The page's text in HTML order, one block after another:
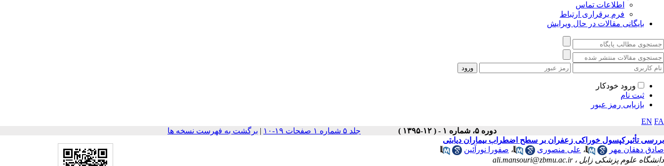
اطلاعات تماس
فرم برقراری ارتباط
بایگانی مقالات در حال ویرایش
ورود خودکار
ثبت نام
بازیابی رمز عبور
EN FA
دوره ۵، شماره ۱ - ( ۱۲-۱۳۹۵ )
جلد ۵ شماره ۱ صفحات ۱۹-۱۰ | برگشت به فهرست نسخه ها
بررسی تأثیرکپسول خوراکی زعفران بر سطح اضطراب بیماران دیابتی
صادق دهقان مهر
، علی منصوری ، صفورا نورآئین
دانشگاه علوم پزشکی زابل ،ali.mansouri@zbmu.ac.ir